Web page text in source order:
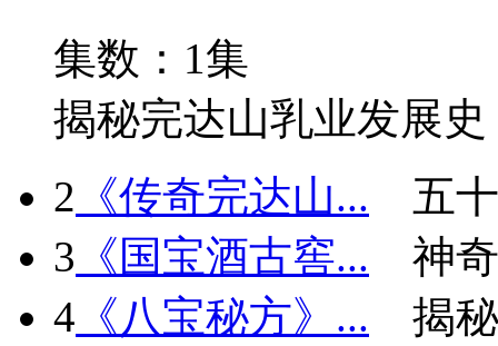
集数：1集
揭秘完达山乳业发展史
2 《传奇完达山...
五
3 《国宝酒古窖...
神
4 《八宝秘方》...
揭